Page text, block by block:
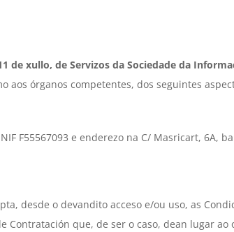
de xullo, de Servizos da Sociedade da
órganos competentes, dos seguintes
F55567093 e enderezo na C/ Masricart, 6A,
desde o devandito acceso e/ou uso, as
Contratación que, de ser o caso, dean lugar